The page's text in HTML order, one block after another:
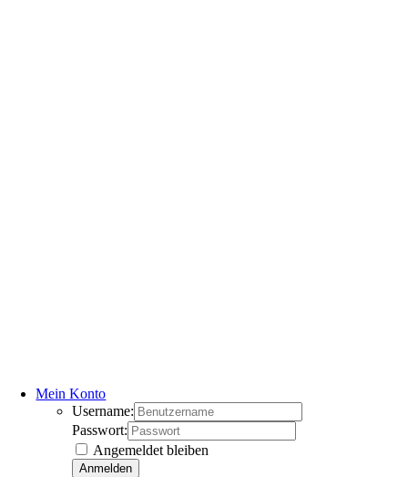
Mein Konto
Username:
Passwort:
Angemeldet bleiben